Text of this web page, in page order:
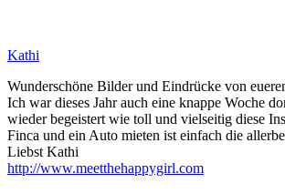
Kathi
Wunderschöne Bilder und Eindrücke von
Ich war dieses Jahr auch eine knappe Woche
wieder begeistert wie toll und vielseitig diese
Finca und ein Auto mieten ist einfach die
Liebst Kathi
http://www.meetthehappygirl.com